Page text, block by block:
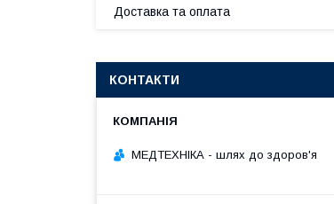
Доставка та оплата
КОНТАКТИ
МЕДТЕХНІКА - шлях до здоров'я